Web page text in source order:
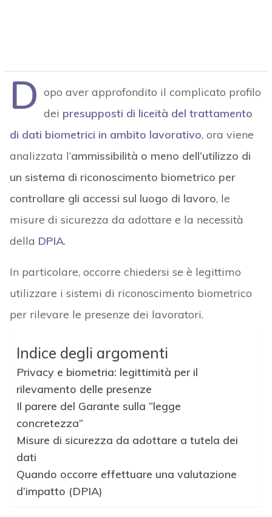
D opo aver approfondito il complicato profilo
dei presupposti di liceità del trattamento
di dati biometrici in ambito lavorativo, ora viene
analizzata l’ammissibilità o meno dell’utilizzo di
un sistema di riconoscimento biometrico per
controllare gli accessi sul luogo di lavoro, le
misure di sicurezza da adottare e la necessità
della DPIA.
In particolare, occorre chiedersi se è legittimo
utilizzare i sistemi di riconoscimento biometrico
per rilevare le presenze dei lavoratori.
Indice degli argomenti
Privacy e biometria: legittimità per il
rilevamento delle presenze
Il parere del Garante sulla “legge
concretezza”
Misure di sicurezza da adottare a tutela dei
dati
Quando occorre effettuare una valutazione
d’impatto (DPIA)